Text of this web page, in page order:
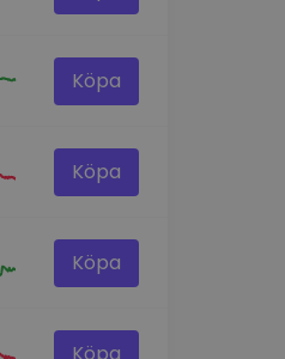
Köpa
Köpa
Köpa
Köpa